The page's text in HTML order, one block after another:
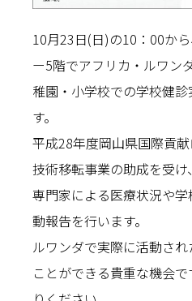
10月23日(日)の10：00か
ー5階でアフリカ・ルワン
稚園・小学校での学校健
す。
平成28年度岡山県国際貢
技術移転事業の助成を受
専門家による医療状況や
動報告を行います。
ルワンダで実際に活動さ
ことができる貴重な機会